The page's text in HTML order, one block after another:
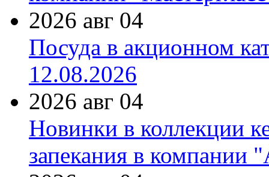
2026 авг 04
Посуда в акционном
12.08.2026
2026 авг 04
Новинки в коллекции
запекания в компании